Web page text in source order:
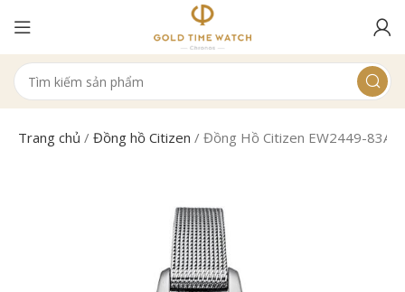
Trang chủ /Đồng hồ Citizen /Đồng Hồ Citizen EW2449-83A